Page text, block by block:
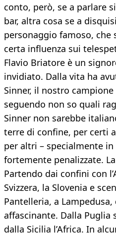
conto, però, se a parlare
bar, altra cosa se a
personaggio famoso, che
certa influenza sui
Flavio Briatore è un
invidiato. Dalla vita ha
Sinner, il nostro
seguendo non so quali
Sinner non sarebbe
terre di confine, per certi
per altri – specialmente
fortemente penalizzate.
Partendo dai confini con
Svizzera, la Slovenia e
Pantelleria, a
affascinante. Dalla Puglia
dalla Sicilia l’Africa. In